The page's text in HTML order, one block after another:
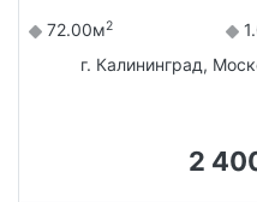
72.00м2
г. Калининград,
2